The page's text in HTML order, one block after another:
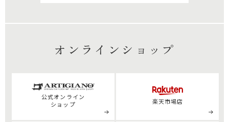
オンラインショップ
公式オンライン
ショップ
楽天市場店